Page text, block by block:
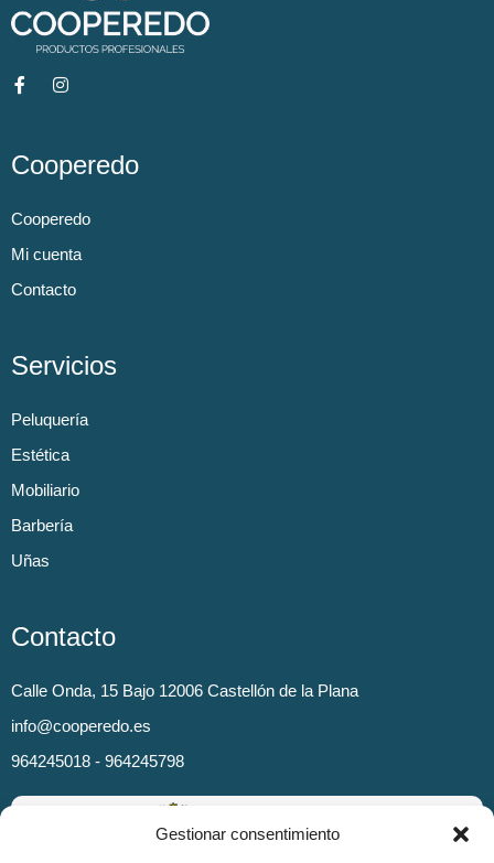
Gestionar consentimiento
Cooperedo
Cooperedo
Mi cuenta
Contacto
Servicios
Peluquería
Estética
Mobiliario
Barbería
Uñas
Contacto
Calle Onda, 15 Bajo 12006 Castellón de la Plana
info@cooperedo.es
964245018 - 964245798